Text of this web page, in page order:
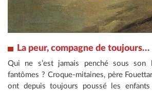
La peur, compagne de toujours…
Qui ne s’est jamais penché sous son
fantômes ? Croque-mitaines, père
ont depuis toujours poussé les